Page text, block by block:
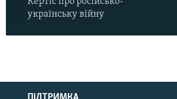
РУС
українську війну